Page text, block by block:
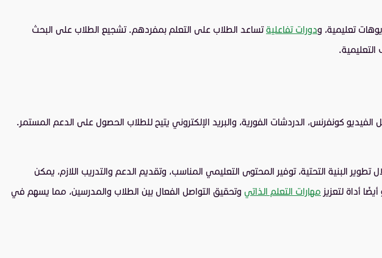
تعليمية، ودورات تفاعليةتساعد الطلاب على التعلم بمفردهم. تشجيع الطلاب على البحث
كونفرنس، الدردشات الفورية، والبريد الإلكتروني يتيح للطلاب الحصول على الدعم المستمر.
البنية التحتية، توفير المحتوى التعليمي المناسب، وتقديم الدعم والتدريب اللازم، يمكن
أداة لتعزيز مهارات التعلم الذاتي وتحقيق التواصل الفعال بين الطلاب والمدرسين، مما يسهم في